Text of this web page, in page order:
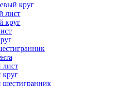
круг
лист
круг